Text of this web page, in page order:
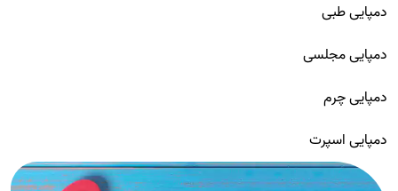
دمپایی طبی
دمپایی مجلسی
دمپایی چرم
دمپایی اسپرت